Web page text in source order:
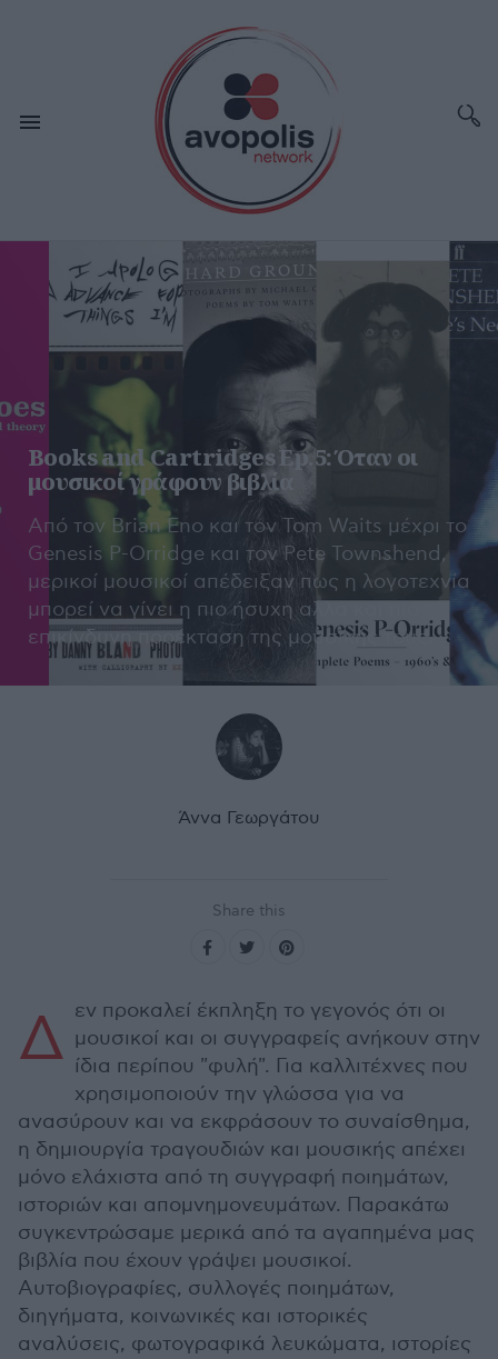
Books and Cartridges Ep.5: Όταν οι
μουσικοί γράφουν βιβλία
Από τον Brian Eno και τον Tom Waits μέχρι το
Genesis P-Orridge και τον Pete Townshend,
μερικοί μουσικοί απέδειξαν πως η λογοτεχνία
μπορεί να γίνει η πιο ήσυχη αλλά και πιο
επικίνδυνη προέκταση της μουσικής τους.
Άννα Γεωργάτου
Share this
Δ εν προκαλεί έκπληξη το γεγονός ότι οι
μουσικοί και οι συγγραφείς ανήκουν στην
ίδια περίπου "φυλή". Για καλλιτέχνες που
χρησιμοποιούν την γλώσσα για να
ανασύρουν και να εκφράσουν το συναίσθημα,
η δημιουργία τραγουδιών και μουσικής απέχει
μόνο ελάχιστα από τη συγγραφή ποιημάτων,
ιστοριών και απομνημονευμάτων. Παρακάτω
συγκεντρώσαμε μερικά από τα αγαπημένα μας
βιβλία που έχουν γράψει μουσικοί.
Αυτοβιογραφίες, συλλογές ποιημάτων,
διηγήματα, κοινωνικές και ιστορικές
αναλύσεις, φωτογραφικά λευκώματα, ιστορίες